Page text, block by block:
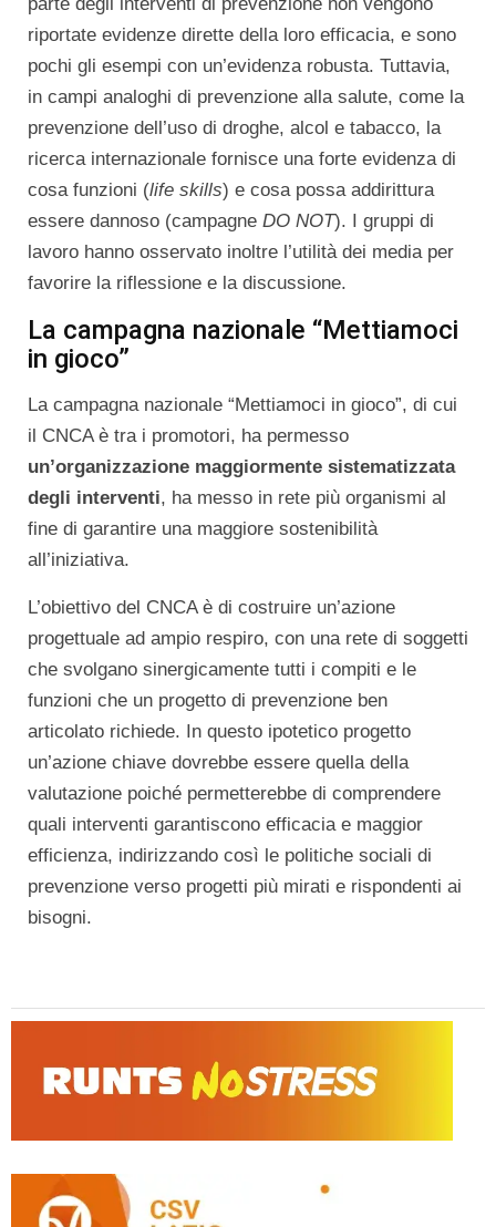
riportate evidenze dirette della loro efficacia, e sono
pochi gli esempi con un’evidenza robusta. Tuttavia,
in campi analoghi di prevenzione alla salute, come la
prevenzione dell’uso di droghe, alcol e tabacco, la
ricerca internazionale fornisce una forte evidenza di
cosa funzioni (life skills) e cosa possa addirittura
essere dannoso (campagne DO NOT). I gruppi di
lavoro hanno osservato inoltre l’utilità dei media per
favorire la riflessione e la discussione.
La campagna nazionale “Mettiamoci
in gioco”
La campagna nazionale “Mettiamoci in gioco”, di cui
il CNCA è tra i promotori, ha permesso
un’organizzazione maggiormente sistematizzata
degli interventi, ha messo in rete più organismi al
fine di garantire una maggiore sostenibilità
all’iniziativa.
L’obiettivo del CNCA è di costruire un’azione
progettuale ad ampio respiro, con una rete di soggetti
che svolgano sinergicamente tutti i compiti e le
funzioni che un progetto di prevenzione ben
articolato richiede. In questo ipotetico progetto
un’azione chiave dovrebbe essere quella della
valutazione poiché permetterebbe di comprendere
quali interventi garantiscono efficacia e maggior
efficienza, indirizzando così le politiche sociali di
prevenzione verso progetti più mirati e rispondenti ai
bisogni.